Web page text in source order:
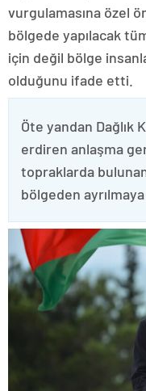
vurgulamasına özel
bölgede yapılacak
için değil bölge
olduğunu ifade etti.
Öte yandan Dağlık
erdiren anlaşma
topraklarda
bölgeden